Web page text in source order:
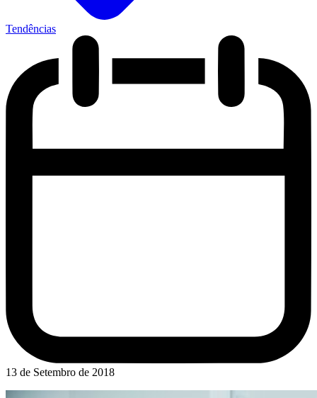
Tendências
13 de Setembro de 2018